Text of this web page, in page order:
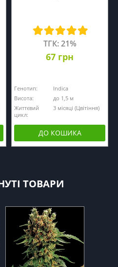
ТГК: 21%
67 грн
Генотип:
Indica
Висота:
до 1,5 м
Життєвий
цикл:
3 місяці (Цвітіння)
ДО КОШИКА
ТОВАРИ